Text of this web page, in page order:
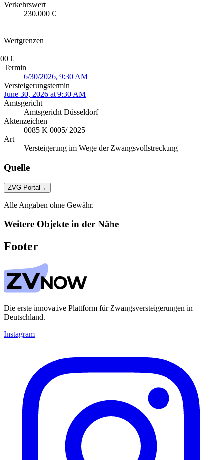
Verkehrswert
230.000 €
Wertgrenzen
€
Termin
6/30/2026, 9:30 AM
Versteigerungstermin
June 30, 2026 at 9:30 AM
Amtsgericht
Amtsgericht Düsseldorf
Aktenzeichen
0085 K 0005/ 2025
Art
Versteigerung im Wege der Zwangsvollstreckung
Quelle
ZVG-Portal →
Alle Angaben ohne Gewähr.
Weitere Objekte in der Nähe
Footer
Die erste innovative Plattform für Zwangsversteigerungen in
Deutschland.
Instagram